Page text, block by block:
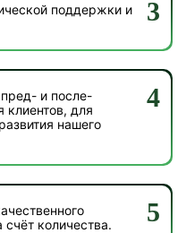
поддержки и
и после-
клиентов, для
нашего
количества.